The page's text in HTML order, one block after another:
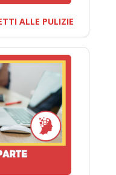
ALLE PULIZIE